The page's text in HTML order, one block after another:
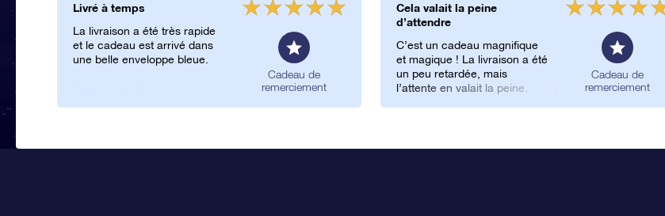
Livré à temps
La livraison a été très rapide
et le cadeau est arrivé dans
une belle enveloppe bleue.
Cadeau de
remerciement
Cela valait la peine
d’attendre
C’est un cadeau magnifique
et magique ! La livraison a été
un peu retardée, mais
l’attente en valait la peine.
Cadeau de
remerciement